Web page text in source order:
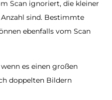
Scan ignoriert, die kleiner
sind. Bestimmte
ebenfalls vom Scan
es einen großen
doppelten Bildern